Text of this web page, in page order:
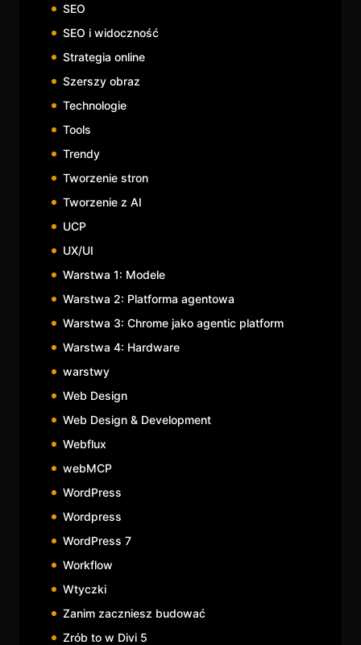
SEO
SEO i widoczność
Strategia online
Szerszy obraz
Technologie
Tools
Trendy
Tworzenie stron
Tworzenie z AI
UCP
UX/UI
Warstwa 1: Modele
Warstwa 2: Platforma agentowa
Warstwa 3: Chrome jako agentic platform
Warstwa 4: Hardware
warstwy
Web Design
Web Design & Development
Webflux
webMCP
WordPress
Wordpress
WordPress 7
Workflow
Wtyczki
Zanim zaczniesz budować
Zrób to w Divi 5